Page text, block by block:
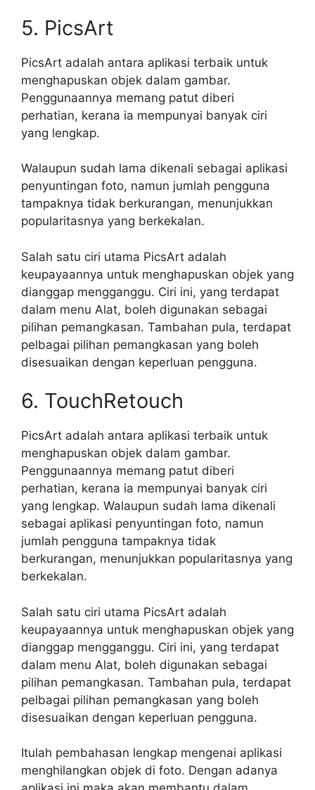
5. PicsArt
PicsArt adalah antara aplikasi terbaik untuk
menghapuskan objek dalam gambar.
Penggunaannya memang patut diberi
perhatian, kerana ia mempunyai banyak ciri
yang lengkap.
Walaupun sudah lama dikenali sebagai aplikasi
penyuntingan foto, namun jumlah pengguna
tampaknya tidak berkurangan, menunjukkan
popularitasnya yang berkekalan.
Salah satu ciri utama PicsArt adalah
keupayaannya untuk menghapuskan objek yang
dianggap mengganggu. Ciri ini, yang terdapat
dalam menu Alat, boleh digunakan sebagai
pilihan pemangkasan. Tambahan pula, terdapat
pelbagai pilihan pemangkasan yang boleh
disesuaikan dengan keperluan pengguna.
6. TouchRetouch
PicsArt adalah antara aplikasi terbaik untuk
menghapuskan objek dalam gambar.
Penggunaannya memang patut diberi
perhatian, kerana ia mempunyai banyak ciri
yang lengkap. Walaupun sudah lama dikenali
sebagai aplikasi penyuntingan foto, namun
jumlah pengguna tampaknya tidak
berkurangan, menunjukkan popularitasnya yang
berkekalan.
Salah satu ciri utama PicsArt adalah
keupayaannya untuk menghapuskan objek yang
dianggap mengganggu. Ciri ini, yang terdapat
dalam menu Alat, boleh digunakan sebagai
pilihan pemangkasan. Tambahan pula, terdapat
pelbagai pilihan pemangkasan yang boleh
disesuaikan dengan keperluan pengguna.
Itulah pembahasan lengkap mengenai aplikasi
menghilangkan objek di foto. Dengan adanya